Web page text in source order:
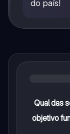
do país!
Qual das
objetivo